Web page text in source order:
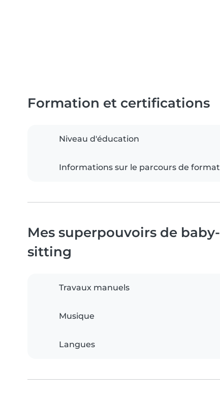
Formation et certifications
Niveau d'éducation
Informations sur le parcours de
Mes superpouvoirs de baby-
sitting
Travaux manuels
Musique
Langues